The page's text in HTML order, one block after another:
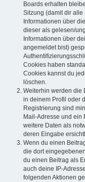
Boards erhalten
Sitzung (damit dir
Informationen über
dieser als gelesen/
Informationen über
angemeldet bist)
Cookies haben
Cookies kannst du
löschen.
Weiterhin werden die
in deinem Profil oder
Registrierung sind
Mail-Adresse und ein
weitere Daten als
deren Eingabe
Wenn du einen
die dort
du einen Beitrag als
auch deine IP-
folgenden Aktionen